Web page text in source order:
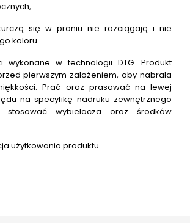
się w praniu nie rozciągają i nie
koloru.
wykonane w technologii DTG. Produkt
pierwszym założeniem, aby nabrała
Prać oraz prasować na lewej
na specyfikę nadruku zewnętrznego
wybielacza oraz środków